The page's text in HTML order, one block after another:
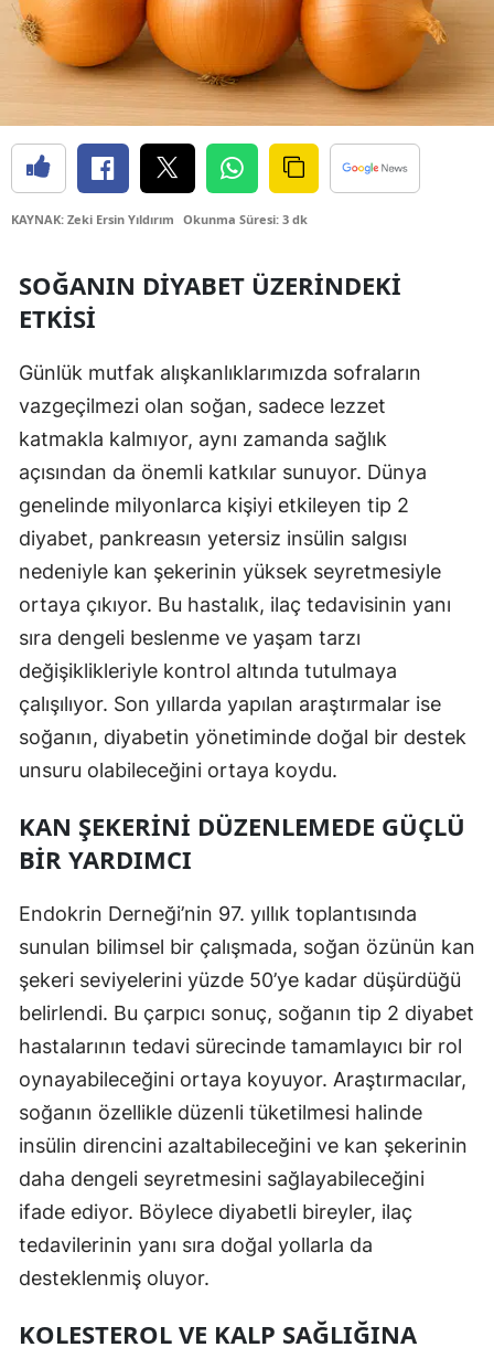
Bolu
Burdur
Bursa
Çanakkale
Edirne
Elazığ
Erzincan
Erzurum
Eskişehir
Giresun
Gümüşhane
İstanbul
İzmir
Kastamonu
Kayseri
Kırklareli
Kırşehir
Kocaeli
Kütahya
KAYNAK: Zeki Ersin Yıldırım Okunma Süresi: 3 dk
SOĞANIN DIYABET ÜZERINDEKI
ETKISI
Günlük mutfak alışkanlıklarımızda sofraların
vazgeçilmezi olan soğan, sadece lezzet
katmakla kalmıyor, aynı zamanda sağlık
açısından da önemli katkılar sunuyor. Dünya
genelinde milyonlarca kişiyi etkileyen tip 2
diyabet, pankreasın yetersiz insülin salgısı
nedeniyle kan şekerinin yüksek seyretmesiyle
ortaya çıkıyor. Bu hastalık, ilaç tedavisinin yanı
sıra dengeli beslenme ve yaşam tarzı
değişiklikleriyle kontrol altında tutulmaya
çalışılıyor. Son yıllarda yapılan araştırmalar ise
soğanın, diyabetin yönetiminde doğal bir destek
unsuru olabileceğini ortaya koydu.
KAN ŞEKERINI DÜZENLEMEDE GÜÇLÜ
BIR YARDIMCI
Endokrin Derneği’nin 97. yıllık toplantısında
sunulan bilimsel bir çalışmada, soğan özünün kan
şekeri seviyelerini yüzde 50’ye kadar düşürdüğü
belirlendi. Bu çarpıcı sonuç, soğanın tip 2 diyabet
hastalarının tedavi sürecinde tamamlayıcı bir rol
oynayabileceğini ortaya koyuyor. Araştırmacılar,
soğanın özellikle düzenli tüketilmesi halinde
insülin direncini azaltabileceğini ve kan şekerinin
daha dengeli seyretmesini sağlayabileceğini
ifade ediyor. Böylece diyabetli bireyler, ilaç
tedavilerinin yanı sıra doğal yollarla da
desteklenmiş oluyor.
KOLESTEROL VE KALP SAĞLIĞINA